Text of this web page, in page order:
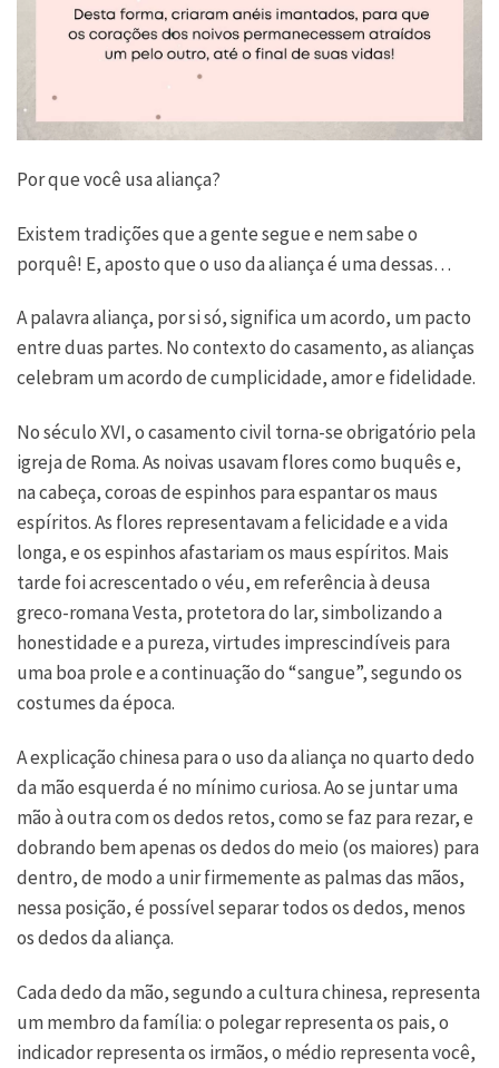
Por que você usa aliança?
Existem tradições que a gente segue e nem sabe o
porquê! E, aposto que o uso da aliança é uma dessas…
A palavra aliança, por si só, significa um acordo, um pacto
entre duas partes. No contexto do casamento, as alianças
celebram um acordo de cumplicidade, amor e fidelidade.
No século XVI, o casamento civil torna-se obrigatório pela
igreja de Roma. As noivas usavam flores como buquês e,
na cabeça, coroas de espinhos para espantar os maus
espíritos. As flores representavam a felicidade e a vida
longa, e os espinhos afastariam os maus espíritos. Mais
tarde foi acrescentado o véu, em referência à deusa
greco-romana Vesta, protetora do lar, simbolizando a
honestidade e a pureza, virtudes imprescindíveis para
uma boa prole e a continuação do “sangue”, segundo os
costumes da época.
A explicação chinesa para o uso da aliança no quarto dedo
da mão esquerda é no mínimo curiosa. Ao se juntar uma
mão à outra com os dedos retos, como se faz para rezar, e
dobrando bem apenas os dedos do meio (os maiores) para
dentro, de modo a unir firmemente as palmas das mãos,
nessa posição, é possível separar todos os dedos, menos
os dedos da aliança.
Cada dedo da mão, segundo a cultura chinesa, representa
um membro da família: o polegar representa os pais, o
indicador representa os irmãos, o médio representa você,